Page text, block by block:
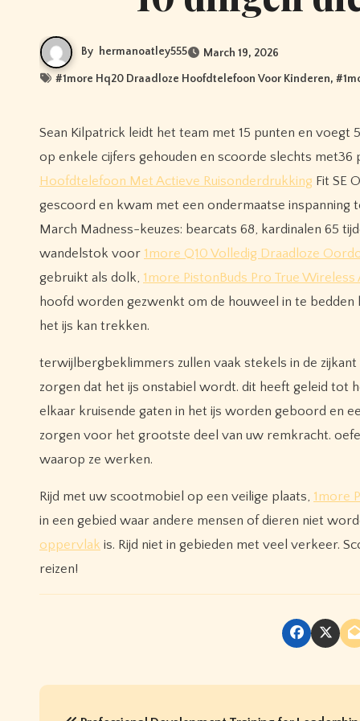
By hermanoatley555 March 19, 2026
#1more Hq20 Draadloze Hoofdtelefoon Voor Kinderen, #
Sean Kilpatrick leidt het team met 15 punten en voegt 5,1 rebounds toe, maar hij werd in twee van de laatste drie wedstrijden
op enkele cijfers gehouden en scoorde slechts met36
Hoofdtelefoon Met Actieve Ruisonderdrukking Fit SE
gescoord en kwam met een ondermaatse
March Madness-keuzes: bearcats 68, kardinalen 65
wandelstok voor 1more Q10 Volledig Draadloze
gebruikt als dolk, 1more PistonBuds Pro True
hoofd worden gezwenkt om de houweel in te
het ijs kan trekken.
terwijlbergbeklimmers zullen vaak stekels in de zijkant
zorgen dat het ijs onstabiel wordt. dit heeft geleid tot
elkaar kruisende gaten in het ijs worden geboord en
zorgen voor het grootste deel van uw remkracht.
waarop ze werken.
Rijd met uw scootmobiel op een veilige plaats, 1more
in een gebied waar andere mensen of dieren niet
oppervlak is. Rijd niet in gebieden met veel verkeer.
reizen!
P